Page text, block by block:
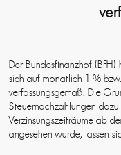
Der Bundesfinanzhof
sich auf monatlich 1 %
verfassungsgemäß. Die
Steuernachzahlungen
Verzinsungszeiträume ab
angesehen wurde, lassen